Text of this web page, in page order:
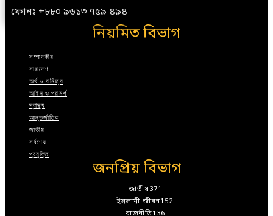
ফোনঃ +৮৮০ ৯৬১৩ ৭৫৯ ৪৯৪
নিয়মিত বিভাগ
সম্পাদকীয়
সারাদেশ
অর্থ ও বানিজ্য
আইন ও পরামর্শ
স্বাস্থ্য
আন্তর্জাতিক
জাতীয়
সর্বশেষ
প্রযুক্তি
জনপ্রিয় বিভাগ
জাতীয়371
ইসলামী জীবন152
রাজনীতি136